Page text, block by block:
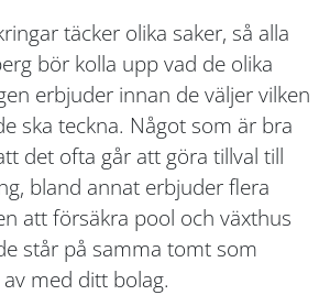
täcker olika saker, så alla
bör kolla upp vad de olika
erbjuder innan de väljer vilken
ska teckna. Något som är bra
det ofta går att göra tillval till
bland annat erbjuder flera
att försäkra pool och växthus
står på samma tomt som
med ditt bolag.